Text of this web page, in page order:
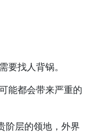
要找人背锅。
能都会带来严重的
阶层的领地，外界